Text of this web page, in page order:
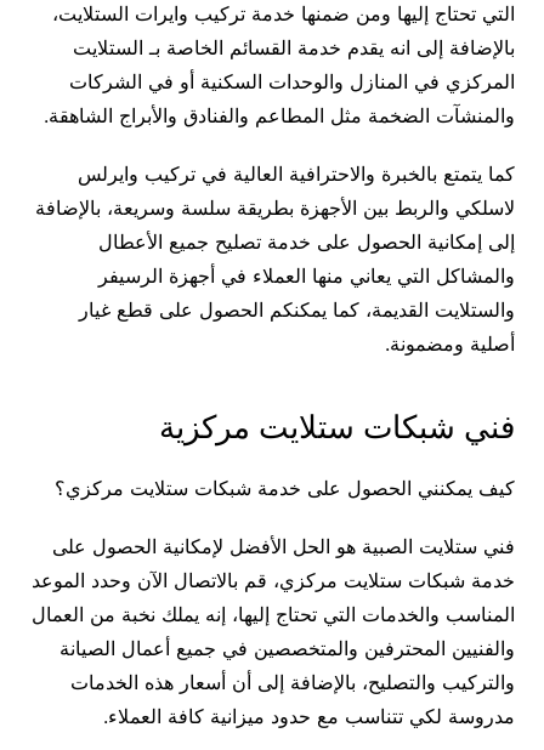
التي تحتاج إليها ومن ضمنها خدمة تركيب وايرات الستلايت،
بالإضافة إلى انه يقدم خدمة القسائم الخاصة بـ الستلايت
المركزي في المنازل والوحدات السكنية أو في الشركات
والمنشآت الضخمة مثل المطاعم والفنادق والأبراج الشاهقة.
كما يتمتع بالخبرة والاحترافية العالية في تركيب وايرلس
لاسلكي والربط بين الأجهزة بطريقة سلسة وسريعة، بالإضافة
إلى إمكانية الحصول على خدمة تصليح جميع الأعطال
والمشاكل التي يعاني منها العملاء في أجهزة الرسيفر
والستلايت القديمة، كما يمكنكم الحصول على قطع غيار
أصلية ومضمونة.
فني شبكات ستلايت مركزية
كيف يمكنني الحصول على خدمة شبكات ستلايت مركزي؟
فني ستلايت الصبية هو الحل الأفضل لإمكانية الحصول على
خدمة شبكات ستلايت مركزي، قم بالاتصال الآن وحدد الموعد
المناسب والخدمات التي تحتاج إليها، إنه يملك نخبة من العمال
والفنيين المحترفين والمتخصصين في جميع أعمال الصيانة
والتركيب والتصليح، بالإضافة إلى أن أسعار هذه الخدمات
مدروسة لكي تتناسب مع حدود ميزانية كافة العملاء.